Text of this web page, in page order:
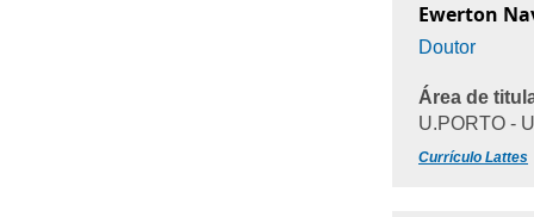
Ewerton
Doutor
Área de
U.PORTO -
Currículo Lattes